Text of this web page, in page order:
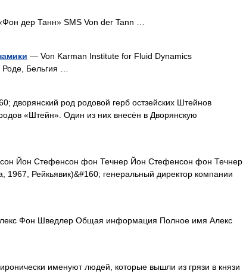
дер Танн» SMS Von der Tann …
— Von Karman Institute for Fluid Dynamics
Бельгия …
дворянский род родовой герб остзейских Штейнов
«Штейн». Один из них внесён в Дворянскую
Йон Стефенсон фон Течнер Йон Стефенсон фон Течнер
1967, Рейкьявик)&#160; генеральный директор компании
Фон Шведлер Общая информация Полное имя Алекс
именуют людей, которые вышли из грязи в князи